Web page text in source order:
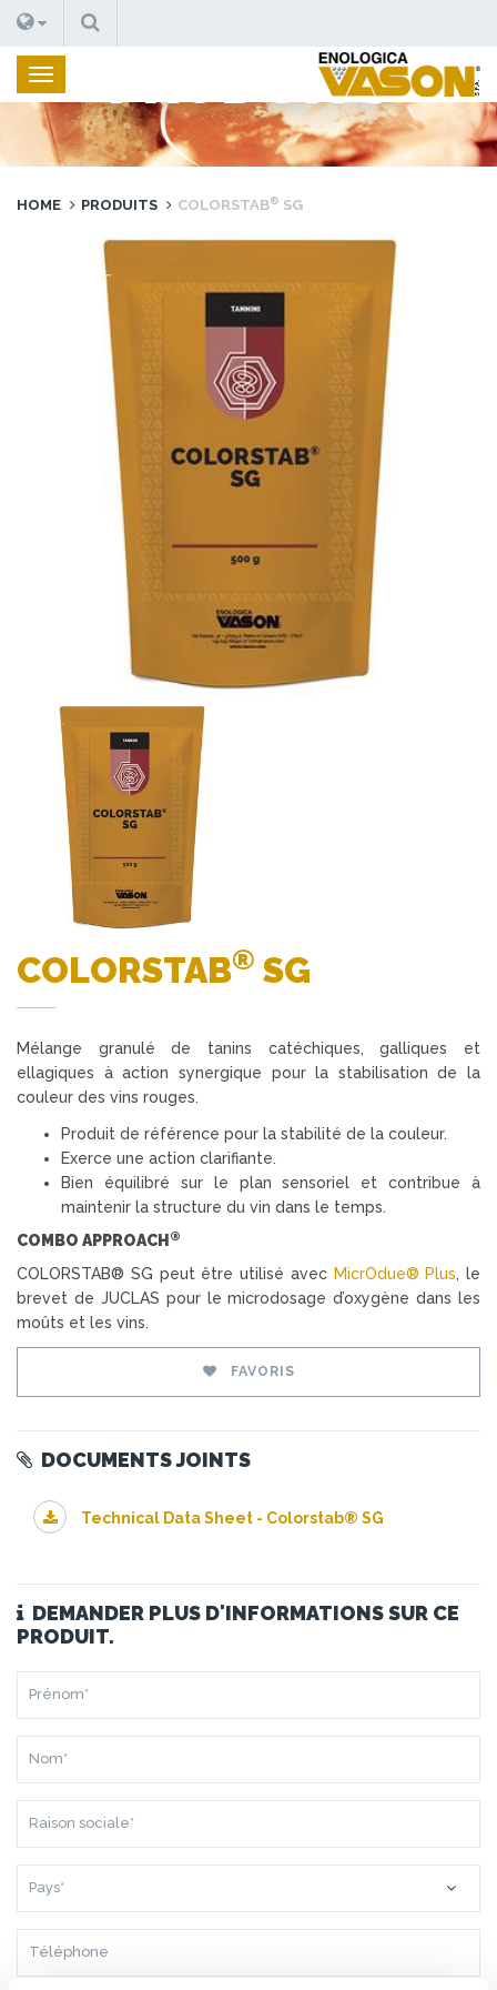
RECHERCHE
PRODUITS
HOME PRODUITS COLORSTAB® SG
COLORSTAB® SG
Mélange granulé de tanins catéchiques, galliques et
ellagiques à action synergique pour la stabilisation de la
couleur des vins rouges.
Produit de référence pour la stabilité de la couleur.
Exerce une action clarifiante.
Bien équilibré sur le plan sensoriel et contribue à
maintenir la structure du vin dans le temps.
COMBO APPROACH ®
COLORSTAB® SG peut être utilisé avecMicrOdue® Plus, le
brevet de JUCLAS pour le microdosage d’oxygène dans les
moûts et les vins.
FAVORIS
DOCUMENTS JOINTS
Technical Data Sheet - Colorstab® SG
DEMANDER PLUS D'INFORMATIONS SUR CE
PRODUIT.
SOCIALE*